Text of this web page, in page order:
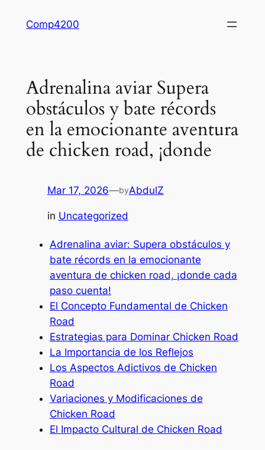
Comp4200
Adrenalina aviar Supera
obstáculos y bate récords
en la emocionante aventura
de chicken road, ¡donde
Mar 17, 2026—byAbdulZ
in Uncategorized
Adrenalina aviar: Supera obstáculos y
bate récords en la emocionante
aventura de chicken road, ¡donde cada
paso cuenta!
El Concepto Fundamental de Chicken
Road
Estrategias para Dominar Chicken Road
La Importancia de los Reflejos
Los Aspectos Adictivos de Chicken
Road
Variaciones y Modificaciones de
Chicken Road
El Impacto Cultural de Chicken Road